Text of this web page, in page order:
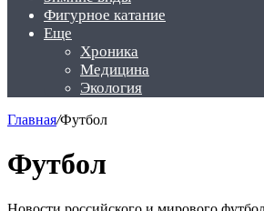
Фигурное катание
Еще
Хроника
Медицина
Экология
Главная/Футбол
Футбол